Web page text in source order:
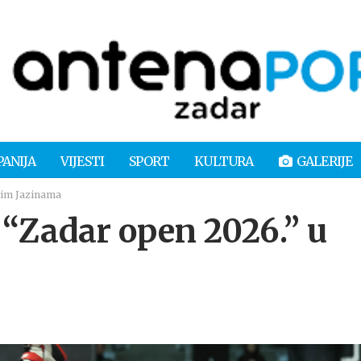
VIJESTI SPORT KULTURA GALERIJE
Jazinama
open 2026.” u